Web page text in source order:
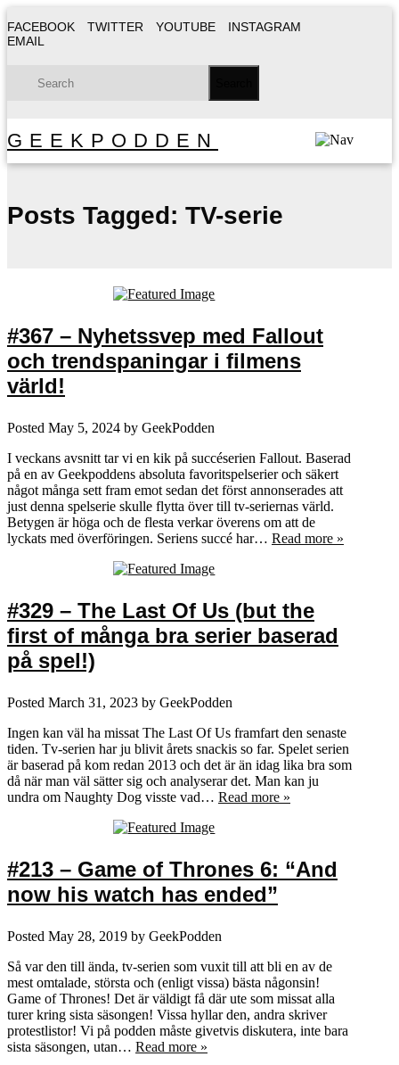
FACEBOOK TWITTER YOUTUBE
INSTAGRAM
EMAIL
GEEKPODDEN
Posts Tagged: TV-serie
#367 – Nyhetssvep med Fallout
och trendspaningar i filmens
värld!
Posted May 5, 2024 by GeekPodden
I veckans avsnitt tar vi en kik på succéserien Fallout. Baserad
på en av Geekpoddens absoluta favoritspelserier och säkert
något många sett fram emot sedan det först annonserades att
just denna spelserie skulle flytta över till tv-seriernas värld.
Betygen är höga och de flesta verkar överens om att de
lyckats med överföringen. Seriens succé har… Read more »
#329 – The Last Of Us (but the
first of många bra serier baserad
på spel!)
Posted March 31, 2023 by GeekPodden
Ingen kan väl ha missat The Last Of Us framfart den senaste
tiden. Tv-serien har ju blivit årets snackis so far. Spelet serien
är baserad på kom redan 2013 och det är än idag lika bra som
då när man väl sätter sig och analyserar det. Man kan ju
undra om Naughty Dog visste vad… Read more »
#213 – Game of Thrones 6: “And
now his watch has ended”
Posted May 28, 2019 by GeekPodden
Så var den till ända, tv-serien som vuxit till att bli en av de
mest omtalade, största och (enligt vissa) bästa någonsin!
Game of Thrones! Det är väldigt få där ute som missat alla
turer kring sista säsongen! Vissa hyllar den, andra skriver
protestlistor! Vi på podden måste givetvis diskutera, inte bara
sista säsongen, utan… Read more »